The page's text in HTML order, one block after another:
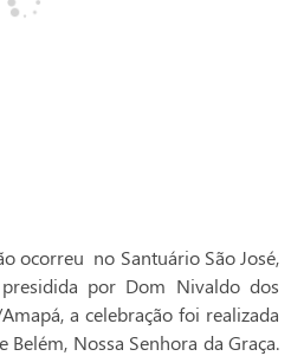
ocorreu no Santuário São José,
por Dom Nivaldo dos
a celebração foi realizada
Nossa Senhora da Graça.